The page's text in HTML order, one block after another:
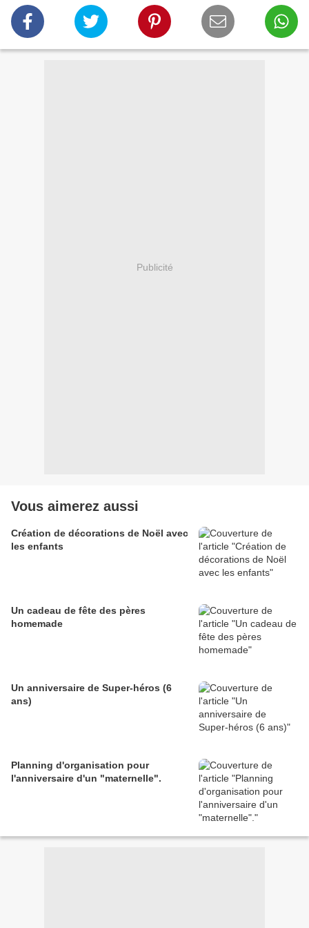
Publicité
Vous aimerez aussi
Création de décorations de Noël avec
les enfants
Un cadeau de fête des pères
homemade
Un anniversaire de Super-héros (6
ans)
Planning d'organisation pour
l'anniversaire d'un "maternelle".